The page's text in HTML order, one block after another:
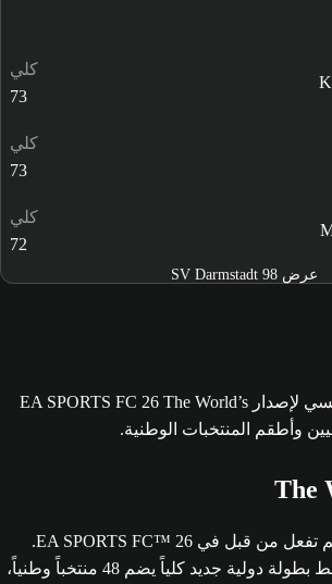
كلي
73
كلي
73
كلي
72
عرض SV Darmstadt 98
The
اختبر لعبة العالم كما لم تفعل من قبل في EA SPORTS FC™ 26.
يقدم التحديث الأخير نمط بطولة دولية جديد كلياً يضم 48 منتخباً وطنياً،